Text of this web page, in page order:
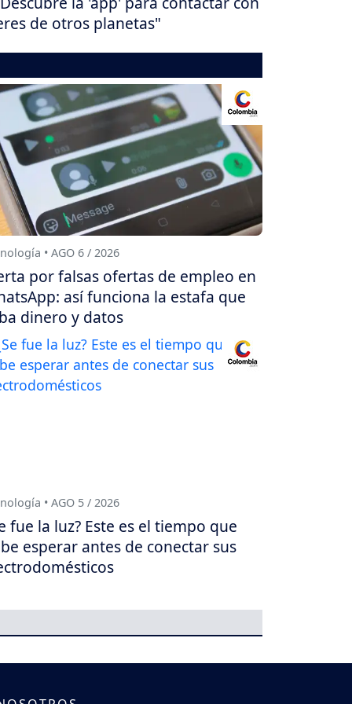
de otros planetas"
• AGO 6 / 2026
por falsas ofertas de empleo en
así funciona la estafa que
dinero y datos
• AGO 5 / 2026
fue la luz? Este es el tiempo que
esperar antes de conectar sus